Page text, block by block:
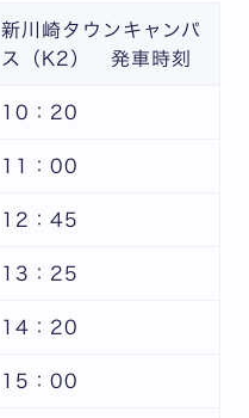
新川崎タウンキャンパ
ス（K2） 発車時刻
10：20
11：00
12：45
13：25
14：20
15：00